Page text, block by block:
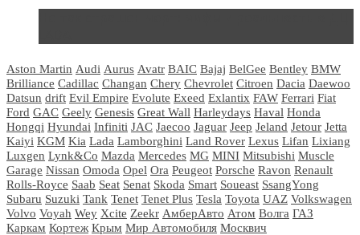
Aston Martin Audi Aurus Avatr BAIC Bajaj BelGee Bentley BMW
Brilliance Cadillac Changan Chery Chevrolet Citroen Dacia Daewoo
Datsun drift Evil Empire Evolute Exeed Exlantix FAW Ferrari Fiat
Ford GAC Geely Genesis Great Wall Harleydays Haval Honda
Hongqi Hyundai Infiniti JAC Jaecoo Jaguar Jeep Jeland Jetour Jetta
Kaiyi KGM Kia Lada Lamborghini Land Rover Lexus Lifan Lixiang
Luxgen Lynk&Co Mazda Mercedes MG MINI Mitsubishi Muscle
Garage Nissan Omoda Opel Ora Peugeot Porsche Ravon Renault
Rolls-Royce Saab Seat Senat Skoda Smart Soueast SsangYong
Subaru Suzuki Tank Tenet Tenet Plus Tesla Toyota UAZ Volkswagen
Volvo Voyah Wey Xcite Zeekr АмберАвто Атом Волга ГАЗ
Каркам Кортеж Крым Мир Автомобиля Москвич